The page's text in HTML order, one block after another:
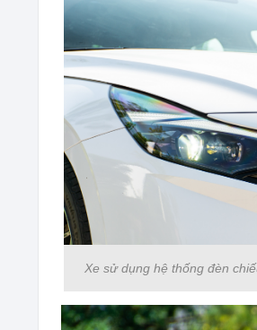
Xe sử dụng hệ thống đèn